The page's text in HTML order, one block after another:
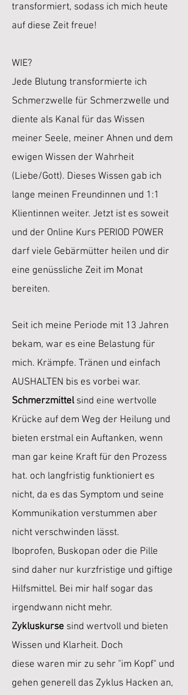
transformiert, sodass ich mich heute
auf diese Zeit freue!
WIE?
Jede Blutung transformierte ich
Schmerzwelle für Schmerzwelle und
diente als Kanal für das Wissen
meiner Seele, meiner Ahnen und dem
ewigen Wissen der Wahrheit
(Liebe/Gott). Dieses Wissen gab ich
lange meinen Freundinnen und 1:1
Klientinnen weiter. Jetzt ist es soweit
und der Online Kurs PERIOD POWER
darf viele Gebärmütter heilen und dir
eine genüssliche Zeit im Monat
bereiten.
Seit ich meine Periode mit 13 Jahren
bekam, war es eine Belastung für
mich. Krämpfe. Tränen und einfach
AUSHALTEN bis es vorbei war.
Schmerzmittel sind eine wertvolle
Krücke auf dem Weg der Heilung und
bieten erstmal ein Auftanken, wenn
man gar keine Kraft für den Prozess
hat. och langfristig funktioniert es
nicht, da es das Symptom und seine
Kommunikation verstummen aber
nicht verschwinden lässt.
Iboprofen, Buskopan oder die Pille
sind daher nur kurzfristige und giftige
Hilfsmittel. Bei mir half sogar das
irgendwann nicht mehr.
Zykluskurse sind wertvoll und bieten
Wissen und Klarheit. Doch
diese waren mir zu sehr "im Kopf" und
gehen generell das Zyklus Hacken an,